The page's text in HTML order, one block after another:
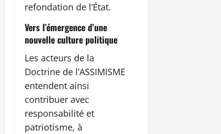
refondation de l’État.
Vers l’émergence d’une
nouvelle culture politique
Les acteurs de la
Doctrine de l’ASSIMISME
entendent ainsi
contribuer avec
responsabilité et
patriotisme, à